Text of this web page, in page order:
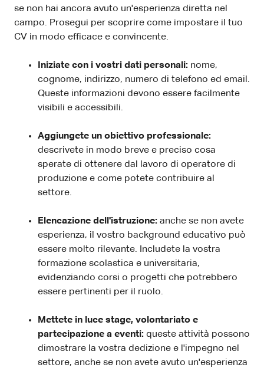
se non hai ancora avuto un'esperienza diretta nel
campo. Prosegui per scoprire come impostare il tuo
CV in modo efficace e convincente.
Iniziate con i vostri dati personali: nome,
cognome, indirizzo, numero di telefono ed email.
Queste informazioni devono essere facilmente
visibili e accessibili.
Aggiungete un obiettivo professionale:
descrivete in modo breve e preciso cosa
sperate di ottenere dal lavoro di operatore di
produzione e come potete contribuire al
settore.
Elencazione dell'istruzione: anche se non avete
esperienza, il vostro background educativo può
essere molto rilevante. Includete la vostra
formazione scolastica e universitaria,
evidenziando corsi o progetti che potrebbero
essere pertinenti per il ruolo.
Mettete in luce stage, volontariato e
partecipazione a eventi: queste attività possono
dimostrare la vostra dedizione e l'impegno nel
settore, anche se non avete avuto un'esperienza